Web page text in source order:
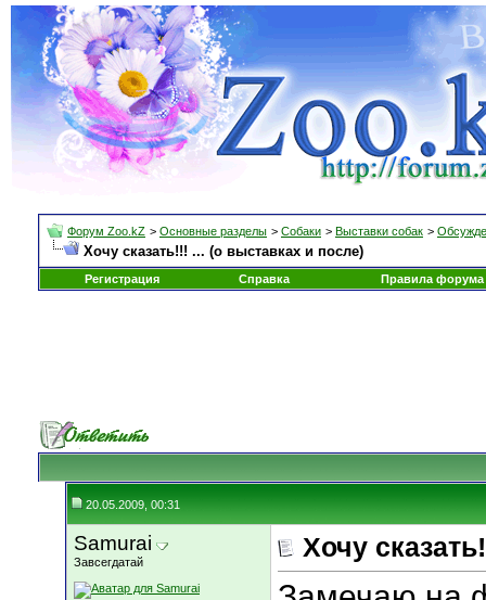
Форум Zoo.kZ > Основные разделы > Собаки > Выставки собак >
Хочу сказать!!! ... (о выставках и после)
Регистрация Справка Правила форума
20.05.2009, 00:31
Samurai
Завсегдатай Хочу